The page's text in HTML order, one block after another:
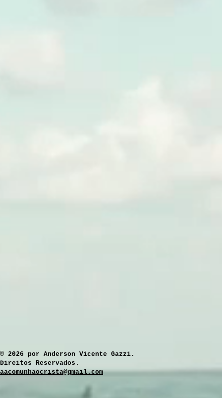
​© 2026 por Anderson Vicente Gazzi.
Direitos Reservados.
aacomunhaocrista@gmail.com